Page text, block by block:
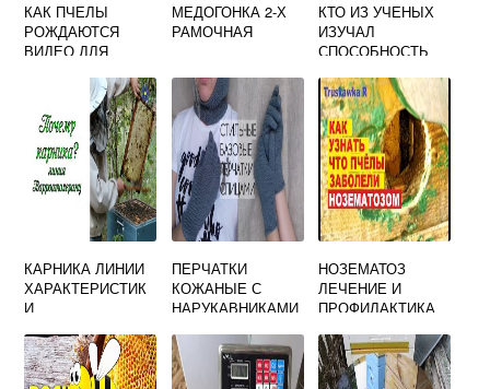
КАК ПЧЕЛЫ
РОЖДАЮТСЯ
ВИДЕО ДЛЯ
МЕДОГОНКА 2-Х
РАМОЧНАЯ
КТО ИЗ УЧЕНЫХ
ИЗУЧАЛ
СПОСОБНОСТЬ
ПЧЕЛ РАЗЛИЧАТЬ
ЦВЕТА
КАРНИКА ЛИНИИ
ХАРАКТЕРИСТИК
И
ПЕРЧАТКИ
КОЖАНЫЕ С
НАРУКАВНИКАМИ
НОЗЕМАТОЗ
ЛЕЧЕНИЕ И
ПРОФИЛАКТИКА